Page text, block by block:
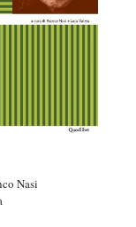
Nasi